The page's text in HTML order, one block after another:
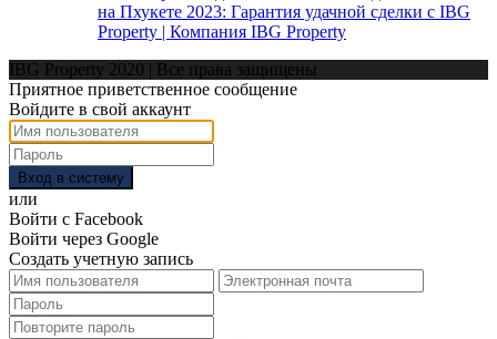
на Пхукете 2023: Гарантия удачной сделки с IBG
Property | Компания IBG Property
IBG Property 2020 | Все права защищены
Приятное приветственное сообщение
Войдите в свой аккаунт
Вход в систему
или
Войти с Facebook
Войти через Google
Создать учетную запись